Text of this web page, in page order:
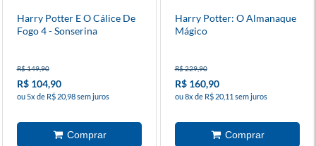
Harry Potter E O Cálice De
Fogo 4 - Sonserina
R$ 149,90
R$ 104,90
ou 5x de R$ 20,98 sem juros
Harry Potter: O Almanaque
Mágico
R$ 229,90
R$ 160,90
ou 8x de R$ 20,11 sem juros